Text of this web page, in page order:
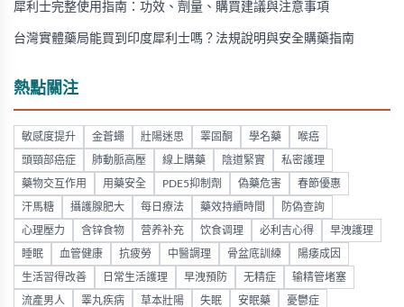
犀利士完整使用指南：功效、劑量、購買建議與注意事項
台灣實體藥局能買到印度犀利士嗎？法規說明與安全購藥指南
熱點關注
敏感度提升 金蒼蠅 壯陽迷思 睪固酮 學名藥 喉癌
頭頸部癌症 肺動脈高壓 線上購藥 陰道緊實 私密護理
藥物交互作用 用藥安全 PDE5抑制劑 偽藥危害 春節優惠
汗馬糖 攝護腺肥大 每日療法 藥效持續時間 防偽查詢
心理壓力 含锌食物 营养补充 饮食调理 必利吉心得 早洩護理
睡眠 血管健康 抗疲勞 中醫調理 骨盆底訓練 陽痿成因
生活習得改善 日常生活護理 早洩預防 无精症 输精管堵塞
流產男人 睪丸疾病 草本壯陽 失眠 安眠藥 憂鬱症